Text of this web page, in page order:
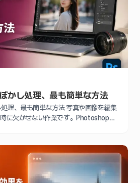
かし処理、最も簡単な方法
簡単な方法 写真や画像を編集
に欠かせない作業です。Photoshopの
バイステップで丁寧に解説します。